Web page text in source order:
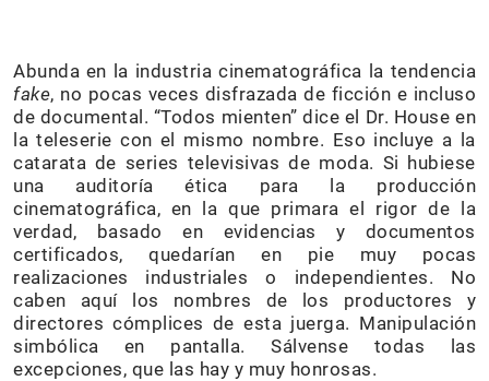
Abunda en la industria cinematográfica la tendencia
fake, no pocas veces disfrazada de ficción e incluso
de documental. “Todos mienten” dice el Dr. House en
la teleserie con el mismo nombre. Eso incluye a la
catarata de series televisivas de moda. Si hubiese
una auditoría ética para la producción
cinematográfica, en la que primara el rigor de la
verdad, basado en evidencias y documentos
certificados, quedarían en pie muy pocas
realizaciones industriales o independientes. No
caben aquí los nombres de los productores y
directores cómplices de esta juerga. Manipulación
simbólica en pantalla. Sálvense todas las
excepciones, que las hay y muy honrosas.